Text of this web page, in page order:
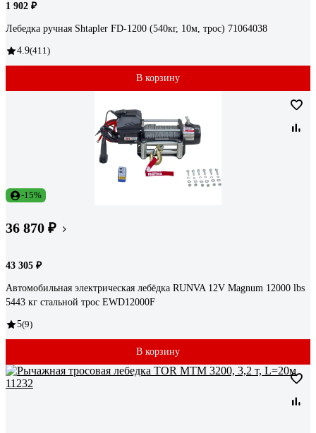
1 902 ₽
Лебедка ручная Shtapler FD-1200 (540кг, 10м, трос) 71064038
4.9(411)
В корзину
-15%
36 870 ₽
43 305 ₽
Автомобильная электрическая лебёдка RUNVA 12V Magnum 12000 lbs
5443 кг стальной трос EWD12000F
5(9)
В корзину